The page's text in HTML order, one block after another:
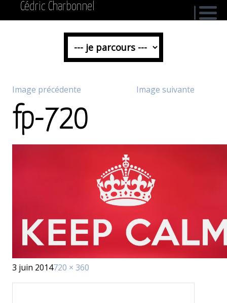
Cédric Charbonnel
Image précédente Image suivante
fp-720
Publié
3 juin 2014Taille
720 × 360